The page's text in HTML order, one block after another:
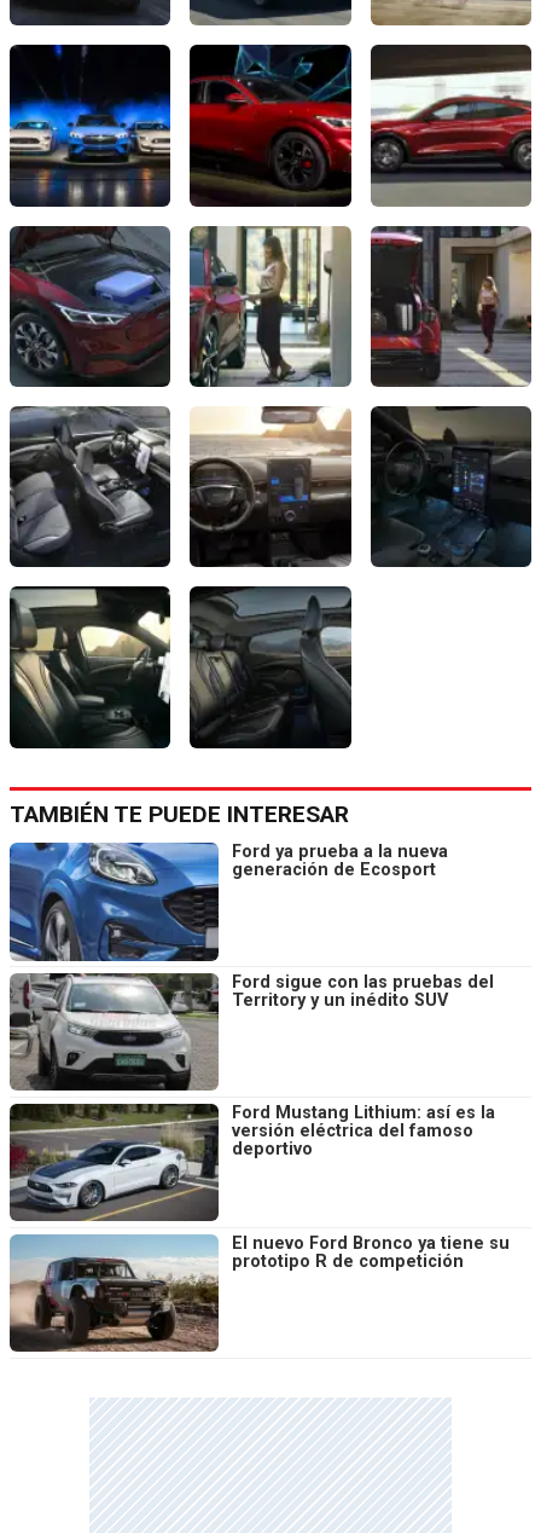
TAMBIÉN TE PUEDE INTERESAR
Ford ya prueba a la nueva
generación de Ecosport
Ford sigue con las pruebas del
Territory y un inédito SUV
Ford Mustang Lithium: así es la
versión eléctrica del famoso
deportivo
El nuevo Ford Bronco ya tiene su
prototipo R de competición